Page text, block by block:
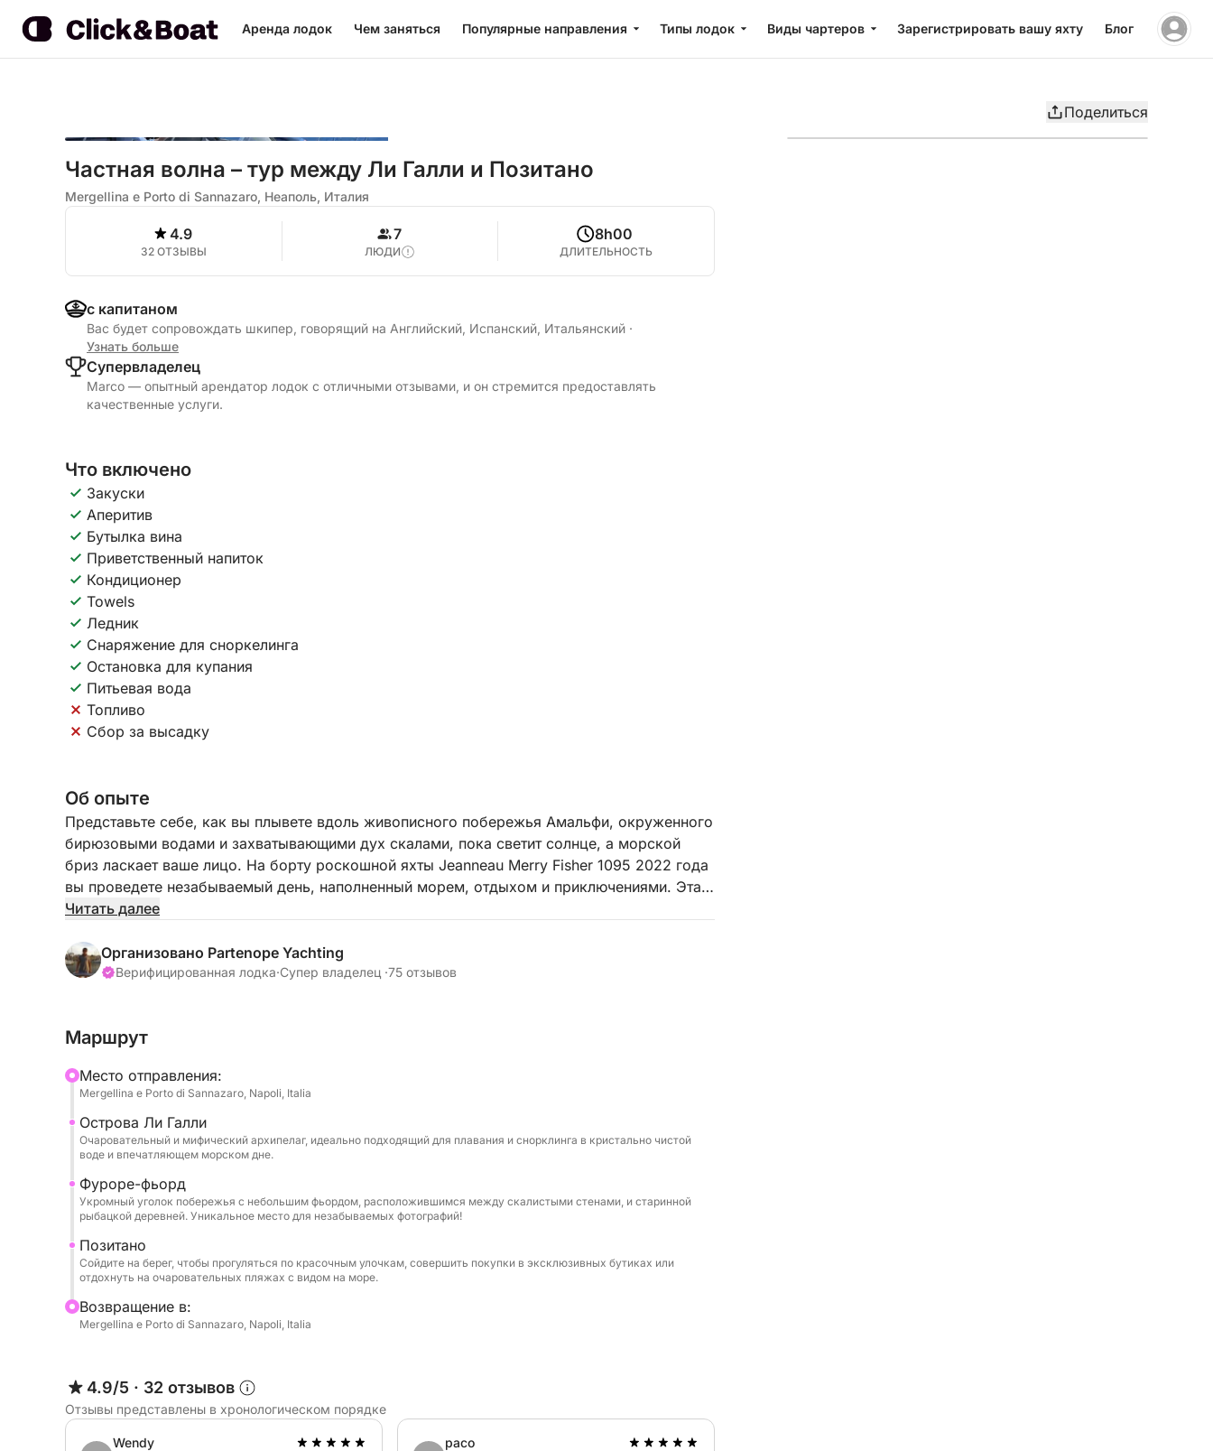
Аренда лодок Чем заняться Популярные направления Типы лодок Виды чартеров Зарегистрировать вашу яхту Блог
Поделиться
Частная волна – тур между Ли Галли и Позитано
Mergellina e Porto di Sannazaro, Неаполь, Италия
4.9
32 ОТЗЫВЫ
7
ЛЮДИ
8h00
ДЛИТЕЛЬНОСТЬ
с капитаном
Вас будет сопровождать шкипер, говорящий на Английский, Испанский, Итальянский ·
Узнать больше
Cупервладелец
Marco — опытный арендатор лодок с отличными отзывами, и он стремится предоставлять
качественные услуги.
Что включено
Закуски
Аперитив
Бутылка вина
Приветственный напиток
Кондиционер
Towels
Ледник
Снаряжение для сноркелинга
Остановка для купания
Питьевая вода
Топливо
Сбор за высадку
Об опыте
Представьте себе, как вы плывете вдоль живописного побережья Амальфи, окруженного
бирюзовыми водами и захватывающими дух скалами, пока светит солнце, а морской
бриз ласкает ваше лицо. На борту роскошной яхты Jeanneau Merry Fisher 1095 2022 года
вы проведете незабываемый день, наполненный морем, отдыхом и приключениями. Эта
яхта, идеально подходящая для любого сезона, позволит вам исследовать побережье с
Экскурсия начинается в Сорренто или в согласованном порту с первой остановкой на
чистую воду и заняться сноркелингом среди нетронутых морских пейзажей. Мы
жемчужин побережья, где контраст между морем и крутыми скалистыми стенами
создает захватывающую панораму. Наконец, мы доберемся до Позитано, жемчужины
Амальфитанского побережья, с его домами пастельных тонов, возвышающимися на
скалах, модными бутиками и золотыми пляжами.
Уникальность этого опыта заключается в возможности увидеть Позитано и его
побережье с привилегированной точки зрения, вдали от туристического хаоса. На борту
солнечная палуба, где можно насладиться видом, и зона отдыха, идеально подходящая
для аперитива на закате. В отличие от групповых туров, эта экскурсия полностью
индивидуальна: вы можете выбрать, где остановиться, сколько времени уделить каждой
остановке и наслаждаться морем без ограничений по времени. Наши опытные
Забронируйте сейчас и подарите себе день чистой роскоши и красоты среди чудес
побережья Амальфи!
Читать далее
Организовано Partenope Yachting
Верифицированная лодка·Супер владелец ·75 отзывов
Маршрут
Mесто отправления:
Mergellina e Porto di Sannazaro, Napoli, Italia
Острова Ли Галли
Очаровательный и мифический архипелаг, идеально подходящий для плавания и снорклинга в кристально чистой
воде и впечатляющем морском дне.
Фуроре-фьорд
Укромный уголок побережья с небольшим фьордом, расположившимся между скалистыми стенами, и старинной
рыбацкой деревней. Уникальное место для незабываемых фотографий!
Позитано
Сойдите на берег, чтобы прогуляться по красочным улочкам, совершить покупки в эксклюзивных бутиках или
отдохнуть на очаровательных пляжах с видом на море.
Bозвращение в:
Mergellina e Porto di Sannazaro, Napoli, Italia
4.9/5 · 32 отзывов
Отзывы представлены в хронологическом порядке
Wendy paco